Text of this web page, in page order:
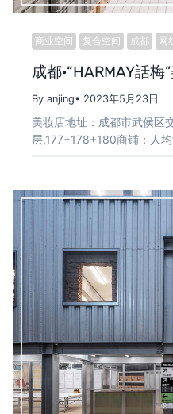
商业空间 复合空间 成都 网
成都·“HARMAY話
By anjing• 2023年5月23日
美妆店地址：成都市武侯区
层,177+178+180商铺；人